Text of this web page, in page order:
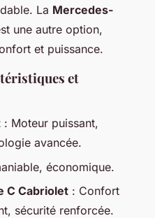
La Mercedes-
une autre option,
et puissance.
et
: Moteur puissant,
avancée.
économique.
C Cabriolet : Confort
sécurité renforcée.